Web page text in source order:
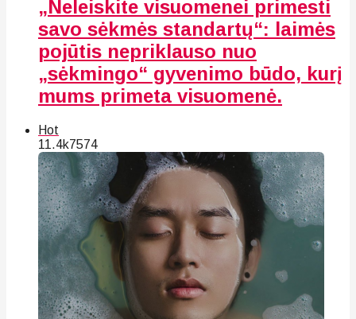
„Neleiskite visuomenei primesti
savo sėkmės standartų“: laimės
pojūtis nepriklauso nuo
„sėkmingo“ gyvenimo būdo, kurį
mums primeta visuomenė.
Hot
11.4k7574